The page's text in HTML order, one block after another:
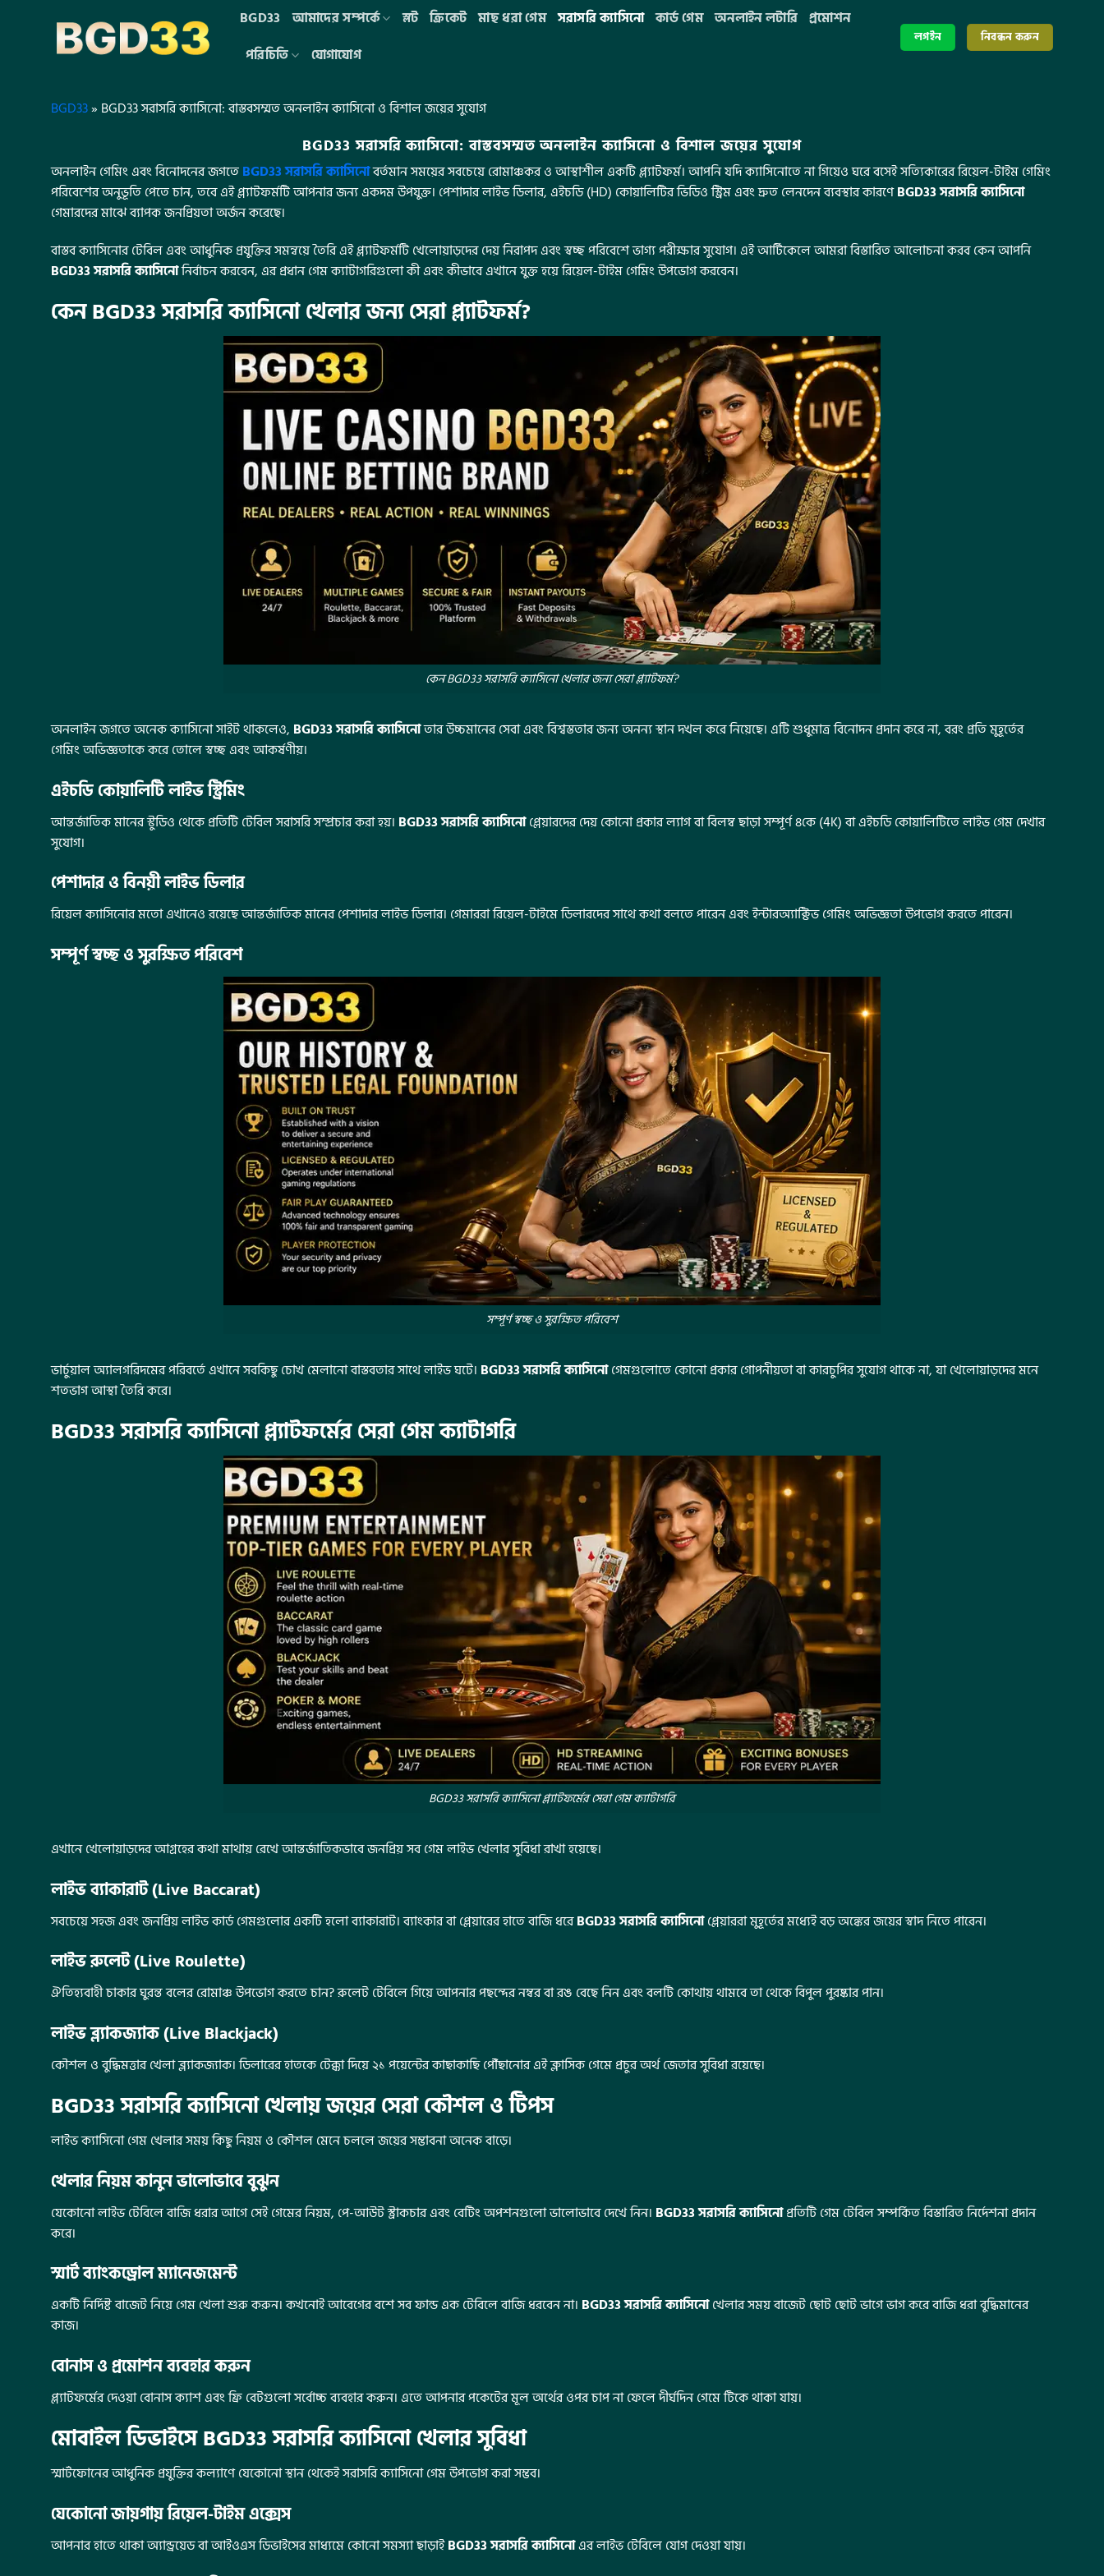
BGD33 আমাদের সম্পর্কে স্লট ক্রিকেট মাছ ধরা গেম সরাসরি ক্যাসিনো কার্ড গেম অনলাইন লটারি প্রমোশন
পরিচিতি
যোগাযোগ
লগইন নিবন্ধন করুন
BGD33» BGD33 সরাসরি ক্যাসিনো: বাস্তবসম্মত অনলাইন ক্যাসিনো ও বিশাল জয়ের সুযোগ
BGD33 সরাসরি ক্যাসিনো: বাস্তবসম্মত অনলাইন ক্যাসিনো ও বিশাল জয়ের সুযোগ
অনলাইন গেমিং এবং বিনোদনের জগতেBGD33 সরাসরি ক্যাসিনোবর্তমান সময়ের সবচেয়ে রোমাঞ্চকর ও আস্থাশীল একটি প্ল্যাটফর্ম। আপনি যদি ক্যাসিনোতে না গিয়েও ঘরে বসেই সত্যিকারের রিয়েল-টাইম গেমিং
পরিবেশের অনুভূতি পেতে চান, তবে এই প্ল্যাটফর্মটি আপনার জন্য একদম উপযুক্ত। পেশাদার লাইভ ডিলার, এইচডি (HD) কোয়ালিটির ভিডিও স্ট্রিম এবং দ্রুত লেনদেন ব্যবস্থার কারণেBGD33 সরাসরি ক্যাসিনো
গেমারদের মাঝে ব্যাপক জনপ্রিয়তা অর্জন করেছে।
বাস্তব ক্যাসিনোর টেবিল এবং আধুনিক প্রযুক্তির সমন্বয়ে তৈরি এই প্ল্যাটফর্মটি খেলোয়াড়দের দেয় নিরাপদ এবং স্বচ্ছ পরিবেশে ভাগ্য পরীক্ষার সুযোগ। এই আর্টিকেলে আমরা বিস্তারিত আলোচনা করব কেন আপনি
BGD33 সরাসরি ক্যাসিনোনির্বাচন করবেন, এর প্রধান গেম ক্যাটাগরিগুলো কী এবং কীভাবে এখানে যুক্ত হয়ে রিয়েল-টাইম গেমিং উপভোগ করবেন।
কেন BGD33 সরাসরি ক্যাসিনো খেলার জন্য সেরা প্ল্যাটফর্ম?
কেন BGD33 সরাসরি ক্যাসিনো খেলার জন্য সেরা প্ল্যাটফর্ম?
অনলাইন জগতে অনেক ক্যাসিনো সাইট থাকলেও, BGD33 সরাসরি ক্যাসিনোতার উচ্চমানের সেবা এবং বিশ্বস্ততার জন্য অনন্য স্থান দখল করে নিয়েছে। এটি শুধুমাত্র বিনোদন প্রদান করে না, বরং প্রতি মুহূর্তের
গেমিং অভিজ্ঞতাকে করে তোলে স্বচ্ছ এবং আকর্ষণীয়।
এইচডি কোয়ালিটি লাইভ স্ট্রিমিং
আন্তর্জাতিক মানের স্টুডিও থেকে প্রতিটি টেবিল সরাসরি সম্প্রচার করা হয়। BGD33 সরাসরি ক্যাসিনোপ্লেয়ারদের দেয় কোনো প্রকার ল্যাগ বা বিলম্ব ছাড়া সম্পূর্ণ ৪কে (4K) বা এইচডি কোয়ালিটিতে লাইভ গেম দেখার
সুযোগ।
পেশাদার ও বিনয়ী লাইভ ডিলার
রিয়েল ক্যাসিনোর মতো এখানেও রয়েছে আন্তর্জাতিক মানের পেশাদার লাইভ ডিলার। গেমাররা রিয়েল-টাইমে ডিলারদের সাথে কথা বলতে পারেন এবং ইন্টারঅ্যাক্টিভ গেমিং অভিজ্ঞতা উপভোগ করতে পারেন।
সম্পূর্ণ স্বচ্ছ ও সুরক্ষিত পরিবেশ
সম্পূর্ণ স্বচ্ছ ও সুরক্ষিত পরিবেশ
ভার্চুয়াল অ্যালগরিদমের পরিবর্তে এখানে সবকিছু চোখ মেলানো বাস্তবতার সাথে লাইভ ঘটে। BGD33 সরাসরি ক্যাসিনোগেমগুলোতে কোনো প্রকার গোপনীয়তা বা কারচুপির সুযোগ থাকে না, যা খেলোয়াড়দের মনে
শতভাগ আস্থা তৈরি করে।
BGD33 সরাসরি ক্যাসিনো প্ল্যাটফর্মের সেরা গেম ক্যাটাগরি
BGD33 সরাসরি ক্যাসিনো প্ল্যাটফর্মের সেরা গেম ক্যাটাগরি
এখানে খেলোয়াড়দের আগ্রহের কথা মাথায় রেখে আন্তর্জাতিকভাবে জনপ্রিয় সব গেম লাইভ খেলার সুবিধা রাখা হয়েছে।
লাইভ ব্যাকারাট (Live Baccarat)
সবচেয়ে সহজ এবং জনপ্রিয় লাইভ কার্ড গেমগুলোর একটি হলো ব্যাকারাট। ব্যাংকার বা প্লেয়ারের হাতে বাজি ধরেBGD33 সরাসরি ক্যাসিনোপ্লেয়াররা মুহূর্তের মধ্যেই বড় অঙ্কের জয়ের স্বাদ নিতে পারেন।
লাইভ রুলেট (Live Roulette)
ঐতিহ্যবাহী চাকার ঘুরন্ত বলের রোমাঞ্চ উপভোগ করতে চান? রুলেট টেবিলে গিয়ে আপনার পছন্দের নম্বর বা রঙ বেছে নিন এবং বলটি কোথায় থামবে তা থেকে বিপুল পুরষ্কার পান।
লাইভ ব্ল্যাকজ্যাক (Live Blackjack)
কৌশল ও বুদ্ধিমত্তার খেলা ব্ল্যাকজ্যাক। ডিলারের হাতকে টেক্কা দিয়ে ২১ পয়েন্টের কাছাকাছি পৌঁছানোর এই ক্লাসিক গেমে প্রচুর অর্থ জেতার সুবিধা রয়েছে।
BGD33 সরাসরি ক্যাসিনো খেলায় জয়ের সেরা কৌশল ও টিপস
লাইভ ক্যাসিনো গেম খেলার সময় কিছু নিয়ম ও কৌশল মেনে চললে জয়ের সম্ভাবনা অনেক বাড়ে।
খেলার নিয়ম কানুন ভালোভাবে বুঝুন
যেকোনো লাইভ টেবিলে বাজি ধরার আগে সেই গেমের নিয়ম, পে-আউট স্ট্রাকচার এবং বেটিং অপশনগুলো ভালোভাবে দেখে নিন। BGD33 সরাসরি ক্যাসিনোপ্রতিটি গেম টেবিল সম্পর্কিত বিস্তারিত নির্দেশনা প্রদান
করে।
স্মার্ট ব্যাংকড্রোল ম্যানেজমেন্ট
একটি নির্দিষ্ট বাজেট নিয়ে গেম খেলা শুরু করুন। কখনোই আবেগের বশে সব ফান্ড এক টেবিলে বাজি ধরবেন না। BGD33 সরাসরি ক্যাসিনোখেলার সময় বাজেট ছোট ছোট ভাগে ভাগ করে বাজি ধরা বুদ্ধিমানের
কাজ।
বোনাস ও প্রমোশন ব্যবহার করুন
প্ল্যাটফর্মের দেওয়া বোনাস ক্যাশ এবং ফ্রি বেটগুলো সর্বোচ্চ ব্যবহার করুন। এতে আপনার পকেটের মূল অর্থের ওপর চাপ না ফেলে দীর্ঘদিন গেমে টিকে থাকা যায়।
মোবাইল ডিভাইসে BGD33 সরাসরি ক্যাসিনো খেলার সুবিধা
স্মার্টফোনের আধুনিক প্রযুক্তির কল্যাণে যেকোনো স্থান থেকেই সরাসরি ক্যাসিনো গেম উপভোগ করা সম্ভব।
যেকোনো জায়গায় রিয়েল-টাইম এক্সেস
আপনার হাতে থাকা অ্যান্ড্রয়েড বা আইওএস ডিভাইসের মাধ্যমে কোনো সমস্যা ছাড়াইBGD33 সরাসরি ক্যাসিনোএর লাইভ টেবিলে যোগ দেওয়া যায়।